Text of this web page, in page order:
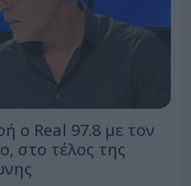
ο Real 97.8 με τον
στο τέλος της